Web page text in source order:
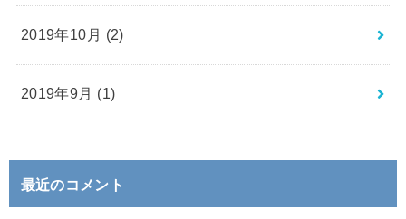
2019年10月 (2)
2019年9月 (1)
最近のコメント